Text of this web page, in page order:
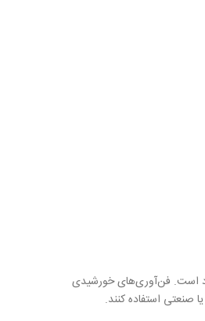
است. فن‌آوری‌های خورشیدی
صنعتی استفاده کنند.